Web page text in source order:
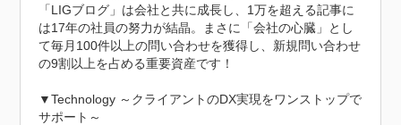
「LIGブログ」は会社と共に成長し、1万を超える記事に
は17年の社員の努力が結晶。まさに「会社の心臓」とし
て毎月100件以上の問い合わせを獲得し、新規問い合わせ
の9割以上を占める重要資産です！
▼Technology ～クライアントのDX実現をワンストップで
サポート～